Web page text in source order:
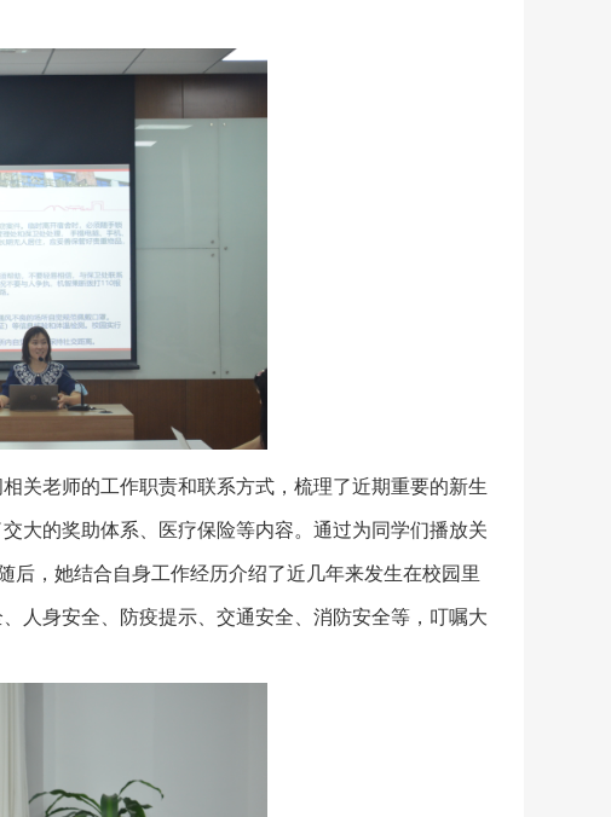
关老师的工作职责和联系方式，梳理了近期重要的新生
大的奖助体系、医疗保险等内容。通过为同学们播放关
后，她结合自身工作经历介绍了近几年来发生在校园里
人身安全、防疫提示、交通安全、消防安全等，叮嘱大